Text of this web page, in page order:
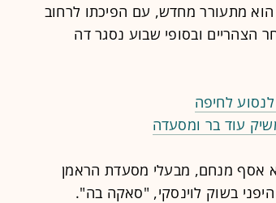
הוא מתעורר מחדש, עם הפיכתו לרחוב
הצהריים ובסופי שבוע נסגר דה
לחיפה
אסף מנחם, מבעלי מסעדת הראמן
בשוק לוינסקי, "סאקה בה".